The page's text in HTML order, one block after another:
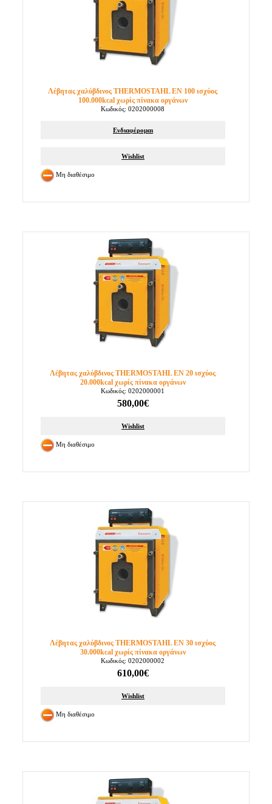
Λέβητας χαλύβδινος THERMOSTAHL EN 100 ισχύος
100.000kcal χωρίς πίνακα οργάνων
Κωδικός: 0202000008
Ενδιαφέρομαι
Wishlist
Μη διαθέσιμο
Λέβητας χαλύβδινος THERMOSTAHL EN 20 ισχύος
20.000kcal χωρίς πίνακα οργάνων
Κωδικός: 0202000001
580,00€
Wishlist
Μη διαθέσιμο
Λέβητας χαλύβδινος THERMOSTAHL EN 30 ισχύος
30.000kcal χωρίς πίνακα οργάνων
Κωδικός: 0202000002
610,00€
Wishlist
Μη διαθέσιμο